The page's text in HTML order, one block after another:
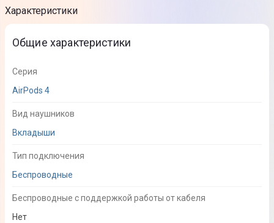
Характеристики
Общие характеристики
Серия
AirPods 4
Вид наушников
Вкладыши
Тип подключения
Беспроводные
Беспроводные с поддержкой работы от кабеля
Нет